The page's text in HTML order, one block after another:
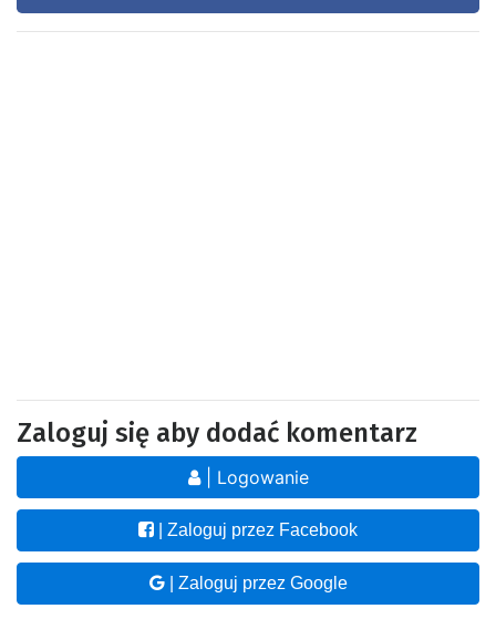
Zaloguj się aby dodać komentarz
| Logowanie
| Zaloguj przez Facebook
| Zaloguj przez Google